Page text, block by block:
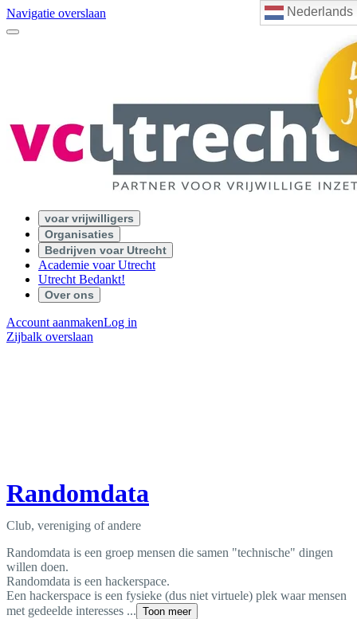
Nederlands
Navigatie overslaan
voar vrijwilligers
Organisaties
Bedrijven voar Utrecht
Academie voar Utrecht
Utrecht Bedankt!
Over ons
Account aanmakenLog in
Zijbalk overslaan
Randomdata
Club, vereniging of andere
Randomdata is een groep mensen die samen "technische" dingen
willen doen.
Randomdata is een hackerspace.
Een hackerspace is een fysieke (dus niet virtuele) plek waar mensen
met gedeelde interesses ... Toon meer